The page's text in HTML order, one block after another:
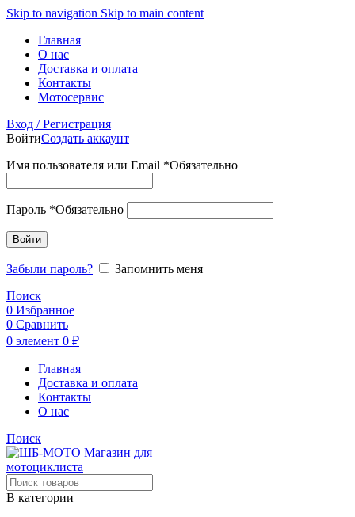
Skip to navigation Skip to main content
Главная
О нас
Доставка и оплата
Контакты
Мотосервис
Вход / Регистрация
ВойтиСоздать аккаунт
Имя пользователя или Email *Обязательно
Пароль *Обязательно
Войти
Забыли пароль?
Запомнить меня
Поиск
0 Избранное
0 Сравнить
0 элемент 0 ₽
Главная
Доставка и оплата
Контакты
О нас
Поиск
В категории